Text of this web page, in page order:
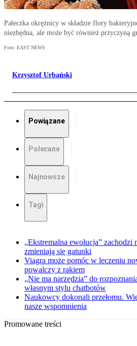
Pałeczka okrężnicy w składzie flory
niezbędna, ale może być również przyczyną
Foto: EAST NEWS
Krzysztof Urbański
Powiązane
Polecane
Najnowsze
Tagi
„Ekstremalna ewolucja” zachodzi
zmieniają się gatunki
Viagra może pomóc w leczeniu
powalczy z rakiem
„Nie ma narzędzia” do
własnym stylu chatbotów
Naukowcy dokonali przełomu.
nasze wspomnienia
Promowane treści